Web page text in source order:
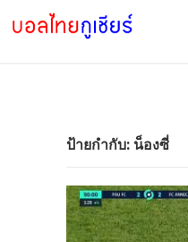
ป้ายกำกับ: น็องซี่